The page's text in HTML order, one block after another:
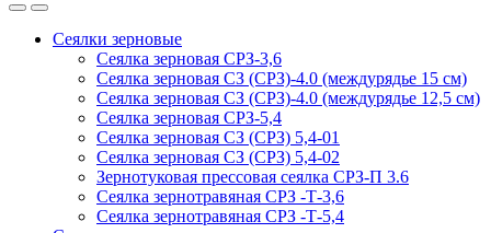
Сеялки зерновые
Сеялка зерновая СРЗ-3,6
Сеялка зерновая СЗ (СРЗ)-4.0 (междурядье 15 см)
Сеялка зерновая СЗ (СРЗ)-4.0 (междурядье 12,5 см)
Сеялка зерновая СРЗ-5,4
Сеялка зерновая СЗ (СРЗ) 5,4-01
Сеялка зерновая СЗ (СРЗ) 5,4-02
Зернотуковая прессовая сеялка СРЗ-П 3.6
Сеялка зернотравяная СРЗ -Т-3,6
Сеялка зернотравяная СРЗ -Т-5,4